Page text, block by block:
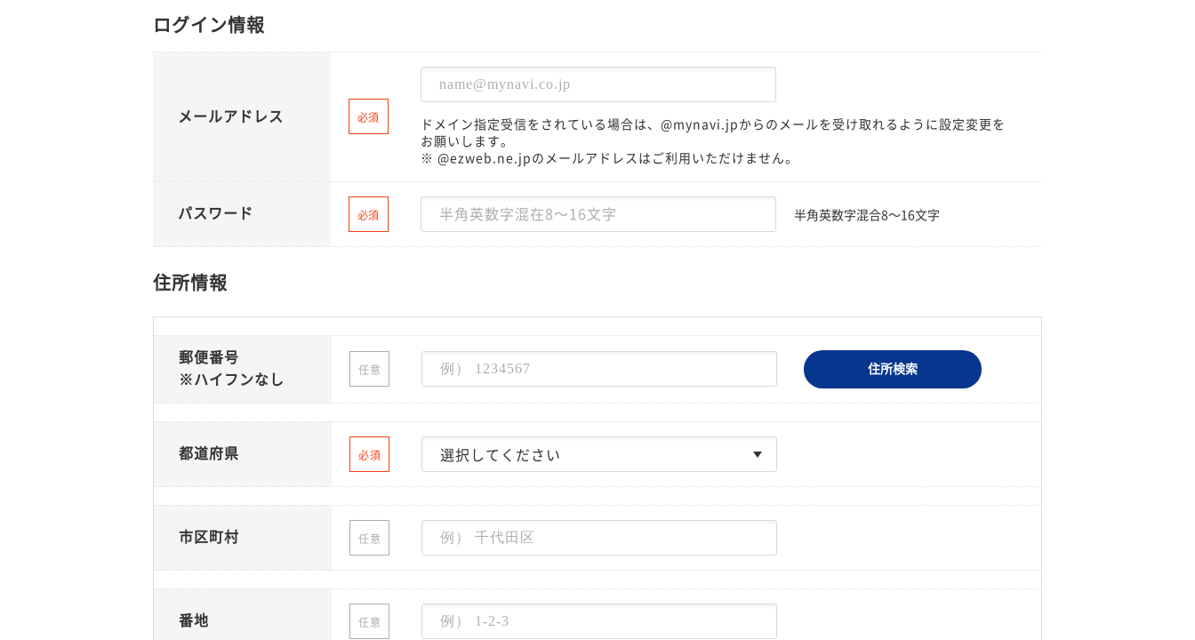
ログイン情報
メールアドレス 必須
ドメイン指定受信をされている場合は、@mynavi.jpからのメールを受け取れるように設定変更を
お願いします。
※ @ezweb.ne.jpのメールアドレスはご利用いただけません。
パスワード 必須 半角英数字混合8〜16文字
住所情報
郵便番号
※ハイフンなし
任意 住所検索
都道府県 必須
市区町村 任意
番地 任意